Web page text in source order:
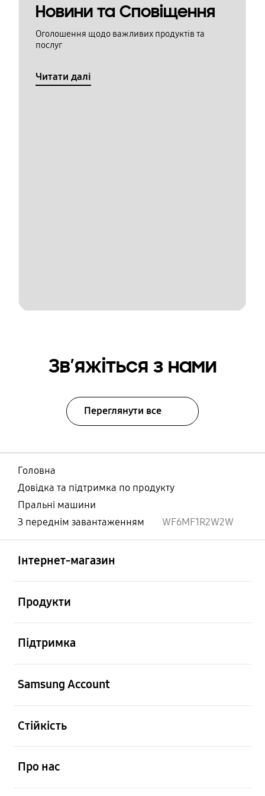
Новини та Сповіщення
Оголошення щодо важливих продуктів та
послуг
Читати далі
Зв’яжіться з нами
Переглянути все
Головна
Довідка та підтримка по продукту
Пральні машини
З переднім завантаженням
WF6MF1R2W2W
Інтернет-магазин
Продукти
Підтримка
Samsung Account
Стійкість
Про нас